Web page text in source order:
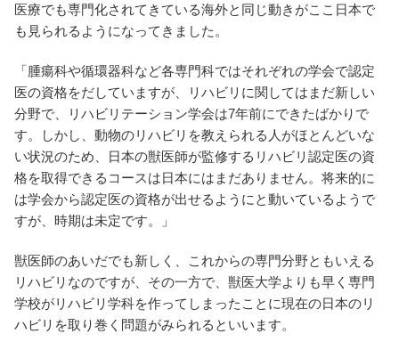
医療でも専門化されてきている海外と同じ動きがここ日本で
も見られるようになってきました。
「腫瘍科や循環器科など各専門科ではそれぞれの学会で認定
医の資格をだしていますが、リハビリに関してはまだ新しい
分野で、リハビリテーション学会は7年前にできたばかりで
す。しかし、動物のリハビリを教えられる人がほとんどいな
い状況のため、日本の獣医師が監修するリハビリ認定医の資
格を取得できるコースは日本にはまだありません。将来的に
は学会から認定医の資格が出せるようにと動いているようで
すが、時期は未定です。」
獣医師のあいだでも新しく、これからの専門分野ともいえる
リハビリなのですが、その一方で、獣医大学よりも早く専門
学校がリハビリ学科を作ってしまったことに現在の日本のリ
ハビリを取り巻く問題がみられるといいます。